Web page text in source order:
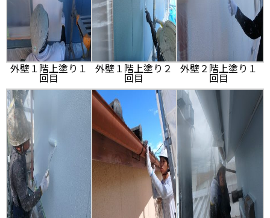
外壁１階上塗り１
回目
外壁１階上塗り２
回目
外壁２階上塗り１
回目